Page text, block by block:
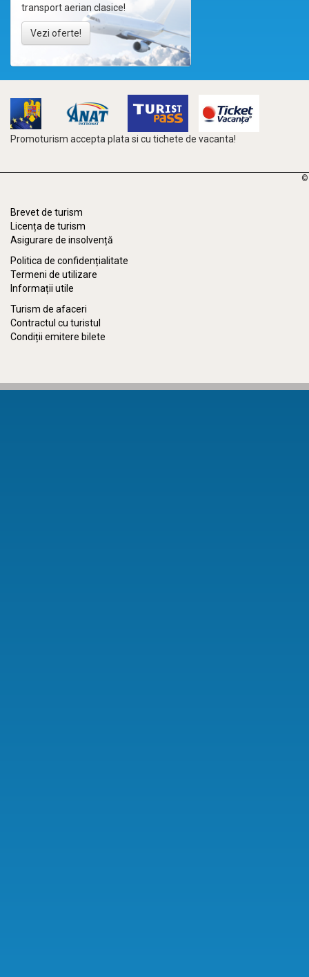
transport aerian clasice!
Vezi oferte!
Promoturism accepta plata si cu tichete de vacanta!
©
Brevet de turism
Licența de turism
Asigurare de insolvență
Politica de confidențialitate
Termeni de utilizare
Informații utile
Turism de afaceri
Contractul cu turistul
Condiții emitere bilete